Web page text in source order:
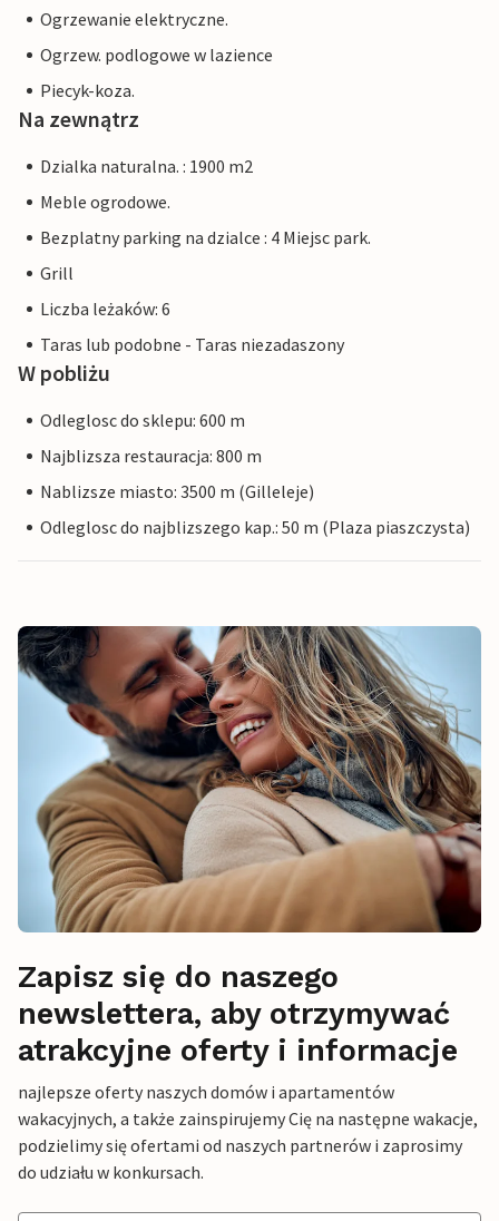
Ogrzewanie elektryczne.
Ogrzew. podlogowe w lazience
Piecyk-koza.
Na zewnątrz
Dzialka naturalna. : 1900 m2
Meble ogrodowe.
Bezplatny parking na dzialce : 4 Miejsc park.
Grill
Liczba leżaków: 6
Taras lub podobne - Taras niezadaszony
W pobliżu
Odleglosc do sklepu: 600 m
Najblizsza restauracja: 800 m
Nablizsze miasto: 3500 m (Gilleleje)
Odleglosc do najblizszego kap.: 50 m (Plaza piaszczysta)
Zapisz się do naszego
newslettera, aby otrzymywać
atrakcyjne oferty i informacje
najlepsze oferty naszych domów i apartamentów
wakacyjnych, a także zainspirujemy Cię na następne wakacje,
podzielimy się ofertami od naszych partnerów i zaprosimy
do udziału w konkursach.